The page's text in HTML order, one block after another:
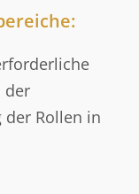
der
der Rollen in